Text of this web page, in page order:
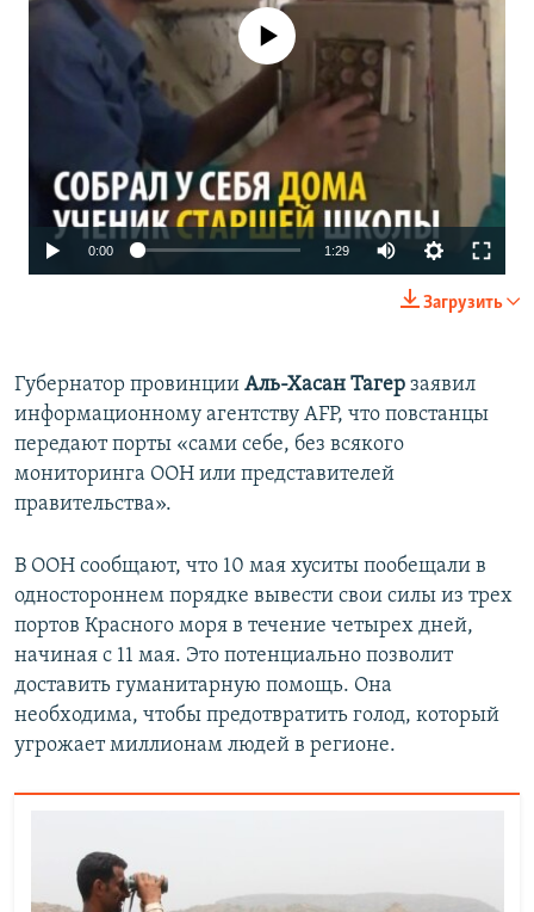
No media source currently available
0:00 1:29
Загрузить
Губернатор провинции Аль-Хасан Тагер заявил
информационному агентству AFP, что повстанцы
передают порты «сами себе, без всякого
мониторинга ООН или представителей
правительства».
В ООН сообщают, что 10 мая хуситы пообещали в
одностороннем порядке вывести свои силы из трех
портов Красного моря в течение четырех дней,
начиная с 11 мая. Это потенциально позволит
доставить гуманитарную помощь. Она
необходима, чтобы предотвратить голод, который
угрожает миллионам людей в регионе.